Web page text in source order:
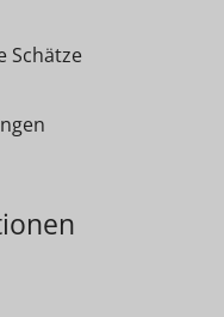
Schätze